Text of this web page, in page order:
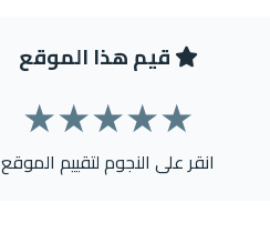
قيم هذا الموقع
★
★
★
★
★
انقر على النجوم لتقييم الموقع